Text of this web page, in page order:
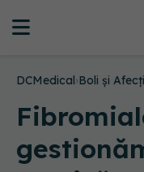
DCMedical›Boli și